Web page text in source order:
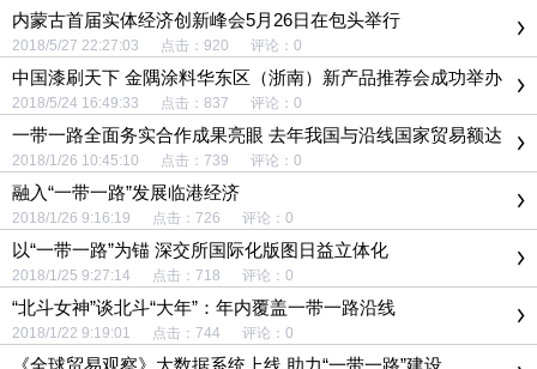
内蒙古首届实体经济创新峰会5月26日在包头举行
2018/5/27 22:27:03 点击：920 评论：0
中国漆刷天下 金隅涂料华东区（浙南）新产品推荐会成功举办
2018/5/24 16:49:33 点击：837 评论：0
一带一路全面务实合作成果亮眼 去年我国与沿线国家贸易额达
7.4万亿元
2018/1/26 10:45:10 点击：739 评论：0
融入“一带一路”发展临港经济
2018/1/26 9:16:19 点击：726 评论：0
以“一带一路”为锚 深交所国际化版图日益立体化
2018/1/25 9:27:14 点击：718 评论：0
“北斗女神”谈北斗“大年”：年内覆盖一带一路沿线
2018/1/22 9:19:01 点击：744 评论：0
《全球贸易观察》大数据系统上线 助力“一带一路”建设